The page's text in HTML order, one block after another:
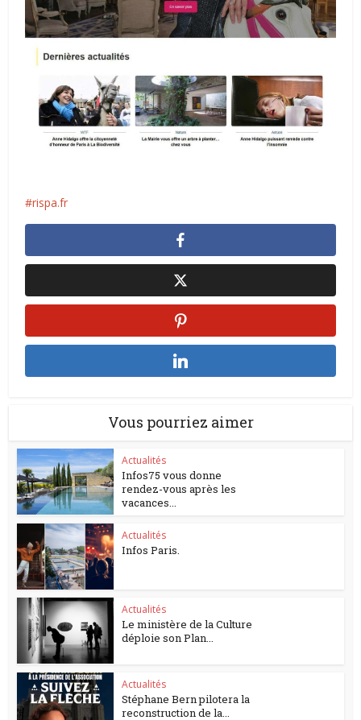
rispa.fr
Vous pourriez aimer
Actualités
Infos75 vous donne
rendez-vous après les
vacances...
Actualités
Infos Paris.
Actualités
Le ministère de la Culture
déploie son Plan...
Actualités
Stéphane Bern pilotera la
reconstruction de la...